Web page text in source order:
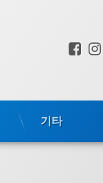
전화 :
페
기타